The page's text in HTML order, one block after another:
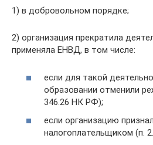
1) в добровольном порядке;
2) организация прекратила
применяла ЕНВД, в том числе:
если для такой
образовании отменили
346.26 НК РФ);
если организацию
налогоплательщиком (п.